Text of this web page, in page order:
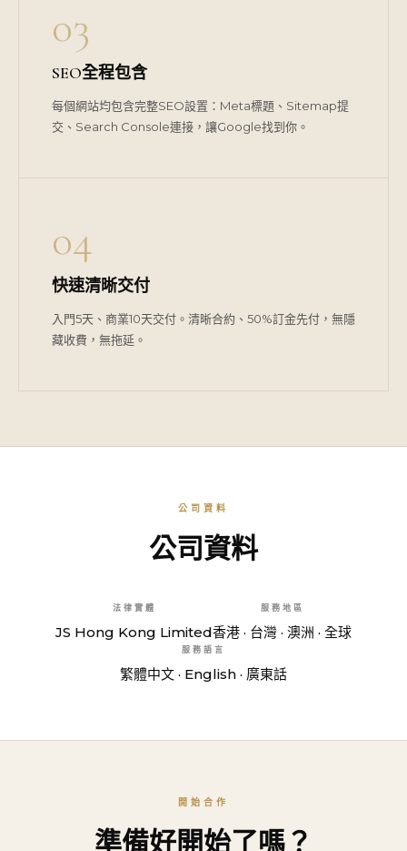
03
SEO全程包含
每個網站均包含完整SEO設置：Meta標題、Sitemap提
交、Search Console連接，讓Google找到你。
04
快速清晰交付
入門5天、商業10天交付。清晰合約、50%訂金先付，無隱
藏收費，無拖延。
公司資料
公司資料
法律實體
JS Hong Kong Limited
服務地區
香港 · 台灣 · 澳洲 · 全球
服務語言
繁體中文 · English · 廣東話
開始合作
準備好開始了嗎？